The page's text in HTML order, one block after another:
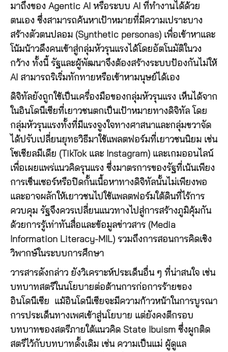
มาถึงของ Agentic AI หรือระบบ AI ที่ทำงานได้ด้วย
ตนเอง ซึ่งสามารถค้นหาเป้าหมายที่มีความเปราะบาง
สร้างตัวตนปลอม (Synthetic personas) เพื่อเข้าหาและ
โน้มน้าวดึงคนเข้าสู่กลุ่มหัวรุนแรงได้โดยอัตโนมัติในวง
กว้าง ทั้งนี้ รัฐและผู้พัฒนาจึงต้องสร้างระบบป้องกันไม่ให้
AI สามารถริเริ่มทักทายหรือเข้าหามนุษย์ได้เอง
ดิจิทัลยังถูกใช้เป็นเครื่องมือของกลุ่มหัวรุนแรง เห็นได้จาก
ในอินโดนีเซียที่เยาวชนตกเป็นเป้าหมายทางดิจิทัล โดย
กลุ่มหัวรุนแรงทั้งที่มีแรงจูงใจทางศาสนาและกลุ่มขวาจัด
ได้ปรับเปลี่ยนยุทธวิธีมาใช้แพลตฟอร์มที่เยาวชนนิยม เช่น
โซเชียลมีเดีย (TikTok และ Instagram) และเกมออนไลน์
เพื่อเผยแพร่แนวคิดรุนแรง ซึ่งมาตรการของรัฐที่เน้นเพียง
การเซ็นเซอร์หรือปิดกั้นเนื้อหาทางดิจิทัลนั้นไม่เพียงพอ
และอาจผลักให้เยาวชนไปใช้แพลตฟอร์มใต้ดินที่ไร้การ
ควบคุม รัฐจึงควรเปลี่ยนแนวทางไปสู่การสร้างภูมิคุ้มกัน
ด้วยการรู้เท่าทันสื่อและข้อมูลข่าวสาร (Media
Information Literacy-MIL) รวมถึงการสอนการคิดเชิง
วิพากษ์ในระบบการศึกษา
วารสารดังกล่าว ยังวิเคราะห์ประเด็นอื่น ๆ ที่น่าสนใจ เช่น
บทบาทสตรีในนโยบายต่อต้านการก่อการร้ายของ
อินโดนีเซีย แม้อินโดนีเซียจะมีความก้าวหน้าในการบูรณา
การประเด็นทางเพศเข้าสู่นโยบาย แต่ยังคงตีกรอบ
บทบาทของสตรีภายใต้แนวคิด State Ibuism ซึ่งผูกติด
สตรีไว้กับบทบาทดั้งเดิม เช่น ความเป็นแม่ ผู้ดูแล